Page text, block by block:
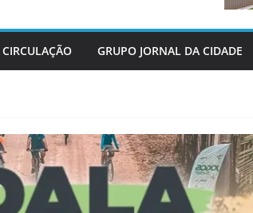
CIRCULAÇÃO GRUPO JORNAL DA CIDADE